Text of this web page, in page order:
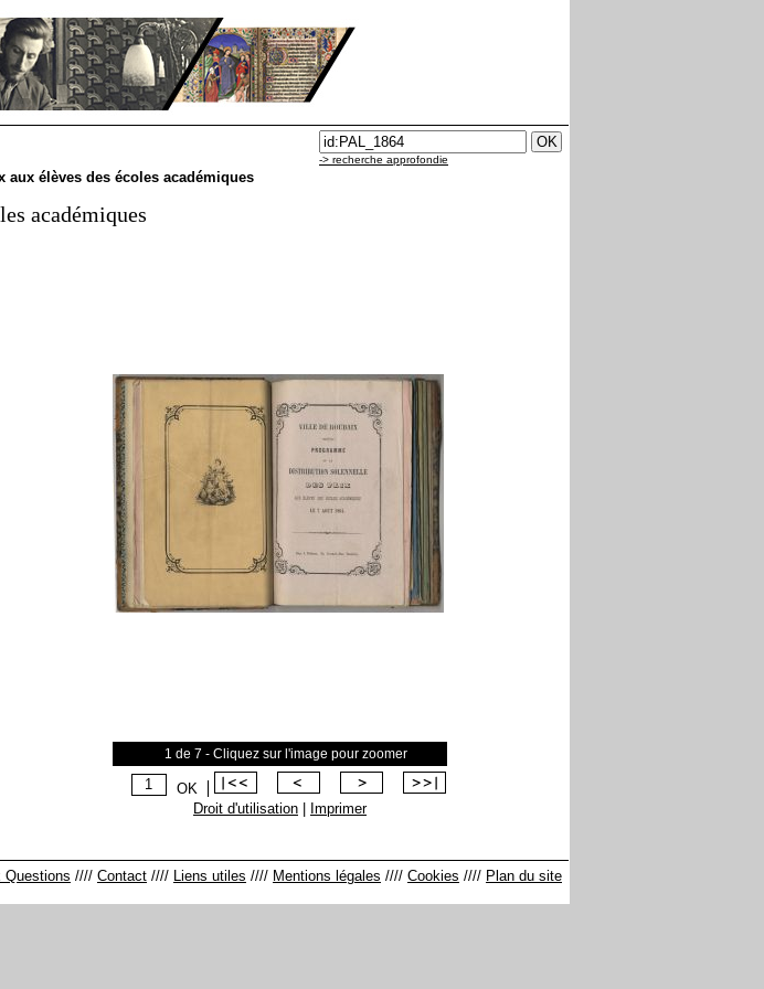
-> recherche approfondie
élèves des écoles académiques
académiques
1 de 7 - Cliquez sur l'image pour zoomer
OK
Droit d'utilisation
Imprimer
Questions //// Contact //// Liens utiles //// Mentions légales //// Cookies //// Plan du site